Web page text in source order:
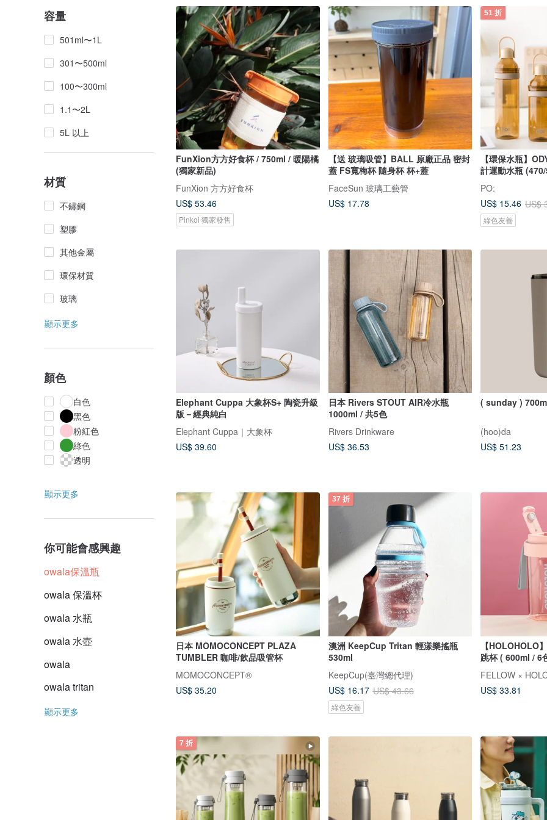
容量
501ml〜1L
301〜500ml
100〜300ml
1.1〜2L
5L 以上
材質
不鏽鋼
塑膠
其他金屬
環保材質
玻璃
顯示更多
顏色
白色
黑色
粉紅色
綠色
透明
顯示更多
你可能會感興趣
owala保溫瓶
owala 保溫杯
owala 水瓶
owala 水壺
owala
owala tritan
顯示更多
FunXion方方好食杯 / 750ml / 暖陽橘
(獨家新品)
FunXion 方方好食杯
US$ 53.46
Pinkoi 獨家發售
【送 玻璃吸管】BALL 原廠正品 密封
蓋 FS寬梅杯 隨身杯 杯+蓋
FaceSun 玻璃工藝管
US$ 17.78
51 折
【環保水瓶】
計運動水瓶
PO:
US$ 15.46 US$
綠色友善
Elephant Cuppa 大象杯S+ 陶瓷升級
版－經典純白
Elephant Cuppa｜大象杯
US$ 39.60
日本 Rivers STOUT AIR冷水瓶
1000ml / 共5色
Rivers Drinkware
US$ 36.53
( sunday )
(hoo)da
US$ 51.23
日本 MOMOCONCEPT PLAZA
TUMBLER 咖啡/飲品吸管杯
MOMOCONCEPT®
US$ 35.20
37 折
澳洲 KeepCup Tritan 輕漾樂搖瓶
530ml
KeepCup(臺灣總代理)
US$ 16.17 US$ 43.66
綠色友善
【HOLOHOLO
跳杯 ( 600ml / 6
US$ 33.81
7 折